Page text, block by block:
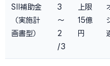
SII補助金
（実施計
画書型）
3
〜
2
/3
上限
15億
円